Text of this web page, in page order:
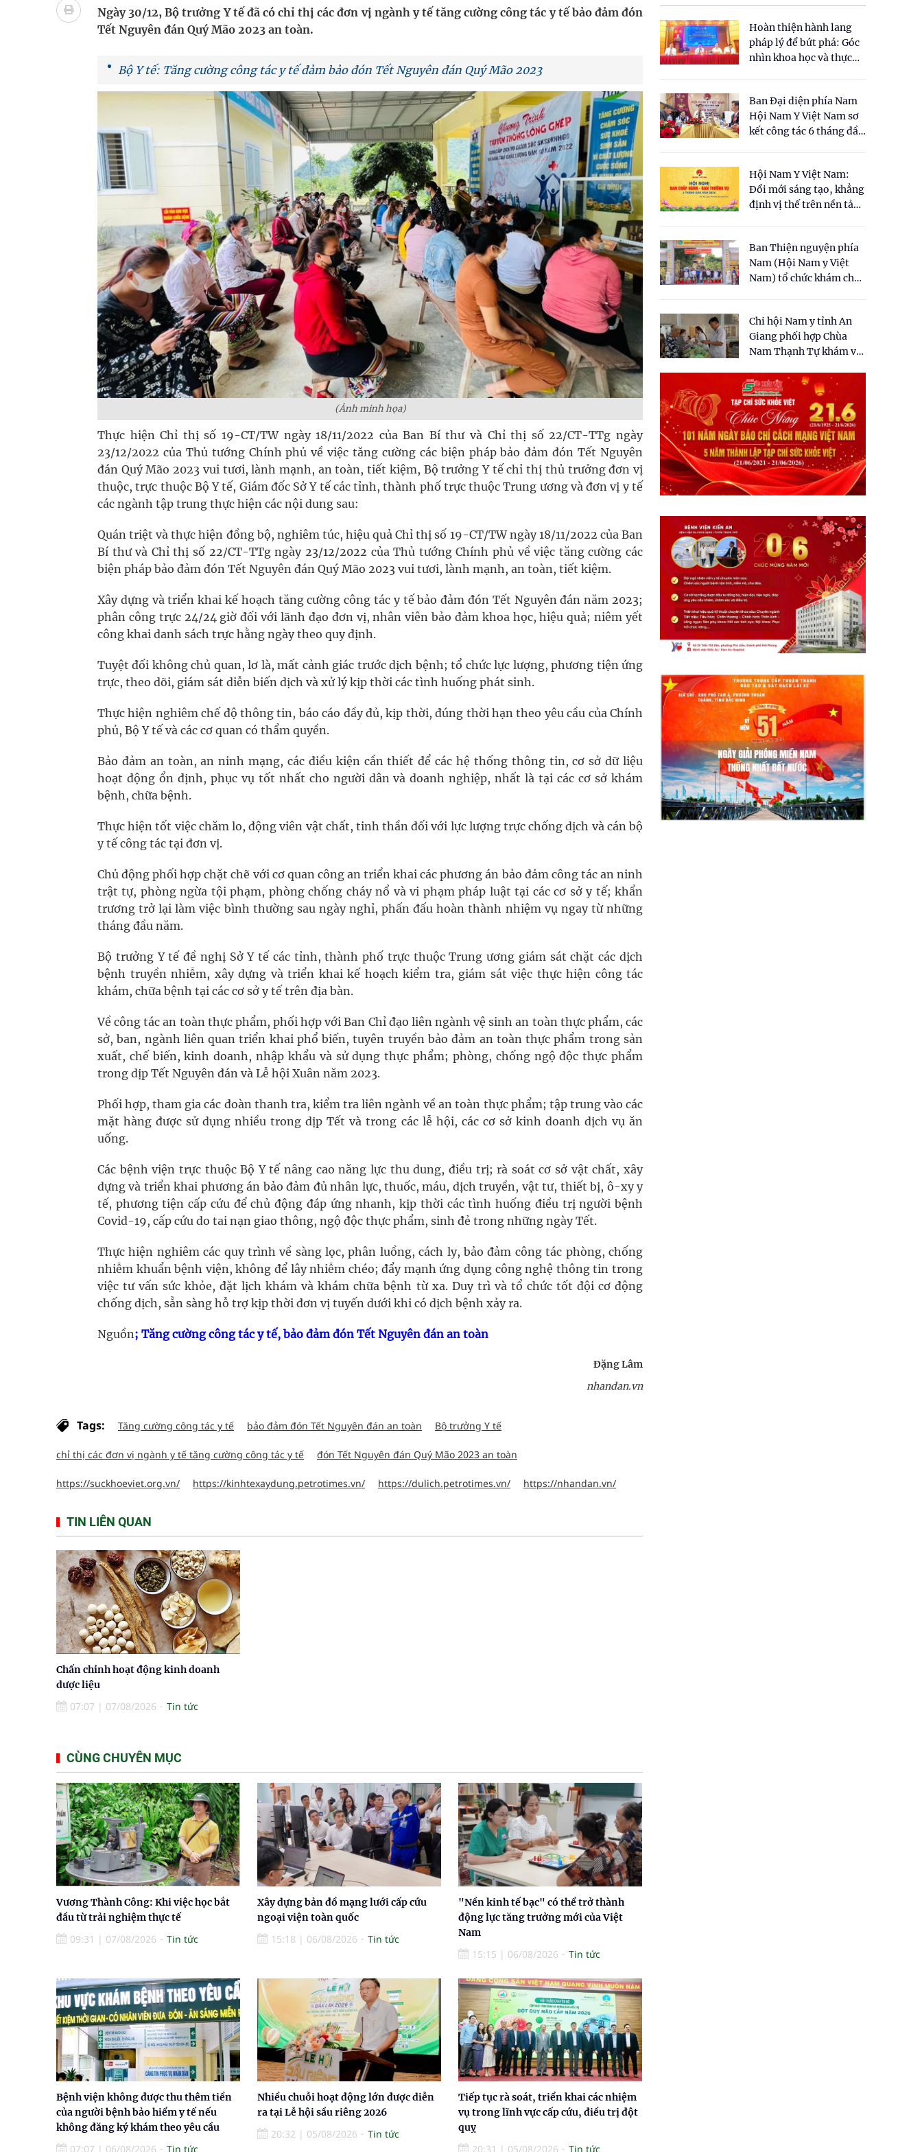
bảo vệ sức khỏe Nhân dân
Không chỉ cắt tóc, Đông Tây Barbershop dành nguồn lực cho môi trường và cộng đồng
Bệnh viện không được thu thêm tiền của người bệnh bảo hiểm y tế nếu không đăng ký khám theo yêu
Ung thư thận: Nguy hiểm vì tiến triển quá âm thầm
Vương Thành Công: Khi việc học bắt đầu từ trải nghiệm thực tế
Chấn chỉnh hoạt động kinh doanh dược liệu
Ngày 30/12, Bộ trưởng Y tế đã có chỉ thị các đơn vị ngành y tế tăng cường công tác y tế bảo đảm đón
Tết Nguyên đán Quý Mão 2023 an toàn.
Bộ Y tế: Tăng cường công tác y tế đảm bảo đón Tết Nguyên đán Quý Mão 2023
(Ảnh minh họa)
Thực hiện Chỉ thị số 19-CT/TW ngày 18/11/2022 của Ban Bí thư và Chỉ thị số 22/CT-TTg ngày
23/12/2022 của Thủ tướng Chính phủ về việc tăng cường các biện pháp bảo đảm đón Tết Nguyên
đán Quý Mão 2023 vui tươi, lành mạnh, an toàn, tiết kiệm, Bộ trưởng Y tế chỉ thị thủ trưởng đơn vị
thuộc, trực thuộc Bộ Y tế, Giám đốc Sở Y tế các tỉnh, thành phố trực thuộc Trung ương và đơn vị y tế
các ngành tập trung thực hiện các nội dung sau:
Quán triệt và thực hiện đồng bộ, nghiêm túc, hiệu quả Chỉ thị số 19-CT/TW ngày 18/11/2022 của Ban
Bí thư và Chỉ thị số 22/CT-TTg ngày 23/12/2022 của Thủ tướng Chính phủ về việc tăng cường các
biện pháp bảo đảm đón Tết Nguyên đán Quý Mão 2023 vui tươi, lành mạnh, an toàn, tiết kiệm.
Xây dựng và triển khai kế hoạch tăng cường công tác y tế bảo đảm đón Tết Nguyên đán năm 2023;
phân công trực 24/24 giờ đối với lãnh đạo đơn vị, nhân viên bảo đảm khoa học, hiệu quả; niêm yết
công khai danh sách trực hằng ngày theo quy định.
Tuyệt đối không chủ quan, lơ là, mất cảnh giác trước dịch bệnh; tổ chức lực lượng, phương tiện ứng
trực, theo dõi, giám sát diễn biến dịch và xử lý kịp thời các tình huống phát sinh.
Thực hiện nghiêm chế độ thông tin, báo cáo đầy đủ, kịp thời, đúng thời hạn theo yêu cầu của Chính
phủ, Bộ Y tế và các cơ quan có thẩm quyền.
Bảo đảm an toàn, an ninh mạng, các điều kiện cần thiết để các hệ thống thông tin, cơ sở dữ liệu
hoạt động ổn định, phục vụ tốt nhất cho người dân và doanh nghiệp, nhất là tại các cơ sở khám
bệnh, chữa bệnh.
Thực hiện tốt việc chăm lo, động viên vật chất, tinh thần đối với lực lượng trực chống dịch và cán bộ
y tế công tác tại đơn vị.
Chủ động phối hợp chặt chẽ với cơ quan công an triển khai các phương án bảo đảm công tác an ninh
trật tự, phòng ngừa tội phạm, phòng chống cháy nổ và vi phạm pháp luật tại các cơ sở y tế; khẩn
trương trở lại làm việc bình thường sau ngày nghỉ, phấn đấu hoàn thành nhiệm vụ ngay từ những
tháng đầu năm.
Bộ trưởng Y tế đề nghị Sở Y tế các tỉnh, thành phố trực thuộc Trung ương giám sát chặt các dịch
bệnh truyền nhiễm, xây dựng và triển khai kế hoạch kiểm tra, giám sát việc thực hiện công tác
khám, chữa bệnh tại các cơ sở y tế trên địa bàn.
Về công tác an toàn thực phẩm, phối hợp với Ban Chỉ đạo liên ngành vệ sinh an toàn thực phẩm, các
sở, ban, ngành liên quan triển khai phổ biến, tuyên truyền bảo đảm an toàn thực phẩm trong sản
xuất, chế biến, kinh doanh, nhập khẩu và sử dụng thực phẩm; phòng, chống ngộ độc thực phẩm
trong dịp Tết Nguyên đán và Lễ hội Xuân năm 2023.
Phối hợp, tham gia các đoàn thanh tra, kiểm tra liên ngành về an toàn thực phẩm; tập trung vào các
mặt hàng được sử dụng nhiều trong dịp Tết và trong các lễ hội, các cơ sở kinh doanh dịch vụ ăn
uống.
Các bệnh viện trực thuộc Bộ Y tế nâng cao năng lực thu dung, điều trị; rà soát cơ sở vật chất, xây
dựng và triển khai phương án bảo đảm đủ nhân lực, thuốc, máu, dịch truyền, vật tư, thiết bị, ô-xy y
tế, phương tiện cấp cứu để chủ động đáp ứng nhanh, kịp thời các tình huống điều trị người bệnh
Covid-19, cấp cứu do tai nạn giao thông, ngộ độc thực phẩm, sinh đẻ trong những ngày Tết.
Thực hiện nghiêm các quy trình về sàng lọc, phân luồng, cách ly, bảo đảm công tác phòng, chống
nhiễm khuẩn bệnh viện, không để lây nhiễm chéo; đẩy mạnh ứng dụng công nghệ thông tin trong
việc tư vấn sức khỏe, đặt lịch khám và khám chữa bệnh từ xa. Duy trì và tổ chức tốt đội cơ động
chống dịch, sẵn sàng hỗ trợ kịp thời đơn vị tuyến dưới khi có dịch bệnh xảy ra.
Nguồn; Tăng cường công tác y tế, bảo đảm đón Tết Nguyên đán an toàn
Đặng Lâm
nhandan.vn
Tags: Tăng cường công tác y tế bảo đảm đón Tết Nguyên đán an toàn Bộ trưởng Y tế
chỉ thị các đơn vị ngành y tế tăng cường công tác y tế đón Tết Nguyên đán Quý Mão 2023 an toàn
https://suckhoeviet.org.vn/ https://kinhtexaydung.petrotimes.vn/ https://dulich.petrotimes.vn/ https://nhandan.vn/
TIN LIÊN QUAN
Chấn chỉnh hoạt động kinh doanh
dược liệu
07:07 | 07/08/2026 Tin tức
CÙNG CHUYÊN MỤC
Vương Thành Công: Khi việc học bắt
đầu từ trải nghiệm thực tế
09:31 | 07/08/2026 Tin tức
Xây dựng bản đồ mạng lưới cấp cứu
ngoại viện toàn quốc
15:18 | 06/08/2026 Tin tức
"Nền kinh tế bạc" có thể trở thành
động lực tăng trưởng mới của Việt
Nam
15:15 | 06/08/2026 Tin tức
Bệnh viện không được thu thêm tiền
của người bệnh bảo hiểm y tế nếu
không đăng ký khám theo yêu cầu
07:07 | 06/08/2026 Tin tức
Nhiều chuỗi hoạt động lớn được diễn
ra tại Lễ hội sầu riêng 2026
20:32 | 05/08/2026 Tin tức
Tiếp tục rà soát, triển khai các nhiệm
vụ trong lĩnh vực cấp cứu, điều trị đột
quỵ
20:31 | 05/08/2026 Tin tức
Hoàn thiện hành lang
pháp lý để bứt phá: Góc
nhìn khoa học và thực
cho Luật Y dược cổ
truyền Việt Nam"
Ban Đại diện phía Nam
Hội Nam Y Việt Nam sơ
kết công tác 6 tháng đầu
Hội Nam Y Việt Nam:
Đổi mới sáng tạo, khẳng
định vị thế trên nền tảng
Ban Thiện nguyện phía
Nam (Hội Nam y Việt
Nam) tổ chức khám chữa
dân tại xã Tân Tập
Chi hội Nam y tỉnh An
Giang phối hợp Chùa
Nam Thạnh Tự khám và
nhân dân